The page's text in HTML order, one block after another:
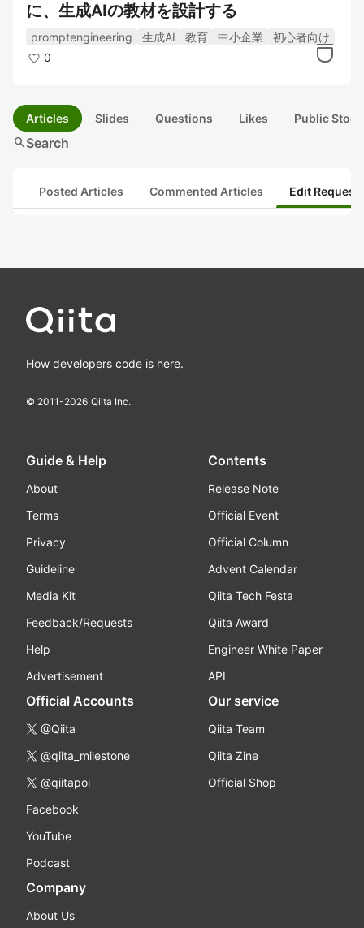
に、生成AIの教材を設計する
promptengineering 生成AI 教育 中小企業
初心者向け
0
Articles Slides Questions Likes Public
searchSearch
Posted Articles Commented Articles Edit
How developers code is here.
© 2011-2026 Qiita Inc.
Guide & Help
About
Terms
Privacy
Guideline
Media Kit
Feedback/Requests
Help
Advertisement
Contents
Release Note
Official Event
Official Column
Advent Calendar
Qiita Tech Festa
Qiita Award
Engineer White Paper
API
Official Accounts
@Qiita
@qiita_milestone
@qiitapoi
Facebook
YouTube
Podcast
Our service
Qiita Team
Qiita Zine
Official Shop
Company
About Us